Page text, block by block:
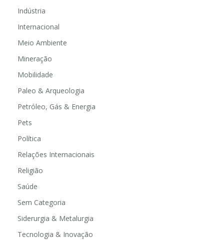
Indústria
Internacional
Meio Ambiente
Mineração
Mobilidade
Paleo & Arqueologia
Petróleo, Gás & Energia
Pets
Política
Relações Internacionais
Religião
Saúde
Sem Categoria
Siderurgia & Metalurgia
Tecnologia & Inovação